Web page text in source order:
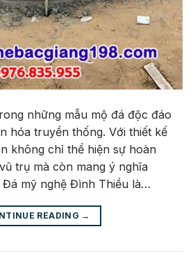
những mẫu mộ đá độc đáo
hóa truyền thống. Với thiết kế
không chỉ thể hiện sự hoàn
trụ mà còn mang ý nghĩa
Đá mỹ nghệ Đình Thiều là…
READING →